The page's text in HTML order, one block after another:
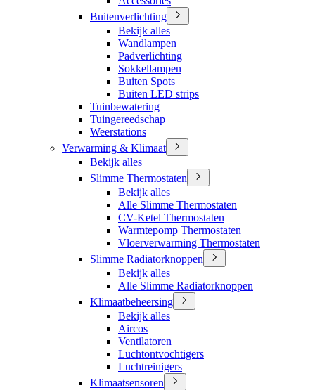
Buitenverlichting
Bekijk alles
Wandlampen
Padverlichting
Sokkellampen
Buiten Spots
Buiten LED strips
Tuinbewatering
Tuingereedschap
Weerstations
Verwarming & Klimaat
Bekijk alles
Slimme Thermostaten
Bekijk alles
Alle Slimme Thermostaten
CV-Ketel Thermostaten
Warmtepomp Thermostaten
Vloerverwarming Thermostaten
Slimme Radiatorknoppen
Bekijk alles
Alle Slimme Radiatorknoppen
Klimaatbeheersing
Bekijk alles
Aircos
Ventilatoren
Luchtontvochtigers
Luchtreinigers
Klimaatsensoren